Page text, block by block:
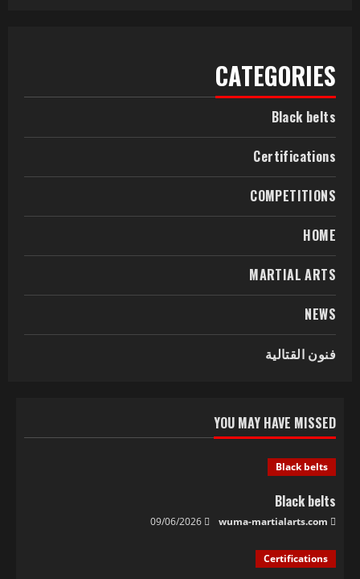
CATEGORIES
Black belts
Certifications
COMPETITIONS
HOME
MARTIAL ARTS
NEWS
فنون القتالية
YOU MAY HAVE MISSED
Black belts
Black belts
wuma-martialarts.com
Certifications